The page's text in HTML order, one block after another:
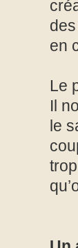
en
Le
Il
le